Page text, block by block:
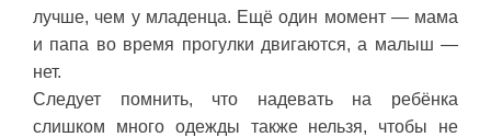
лучше, чем у младенца. Ещё один момент — мама
и папа во время прогулки двигаются, а малыш —
нет.
Следует помнить, что надевать на ребёнка
слишком много одежды также нельзя, чтобы не